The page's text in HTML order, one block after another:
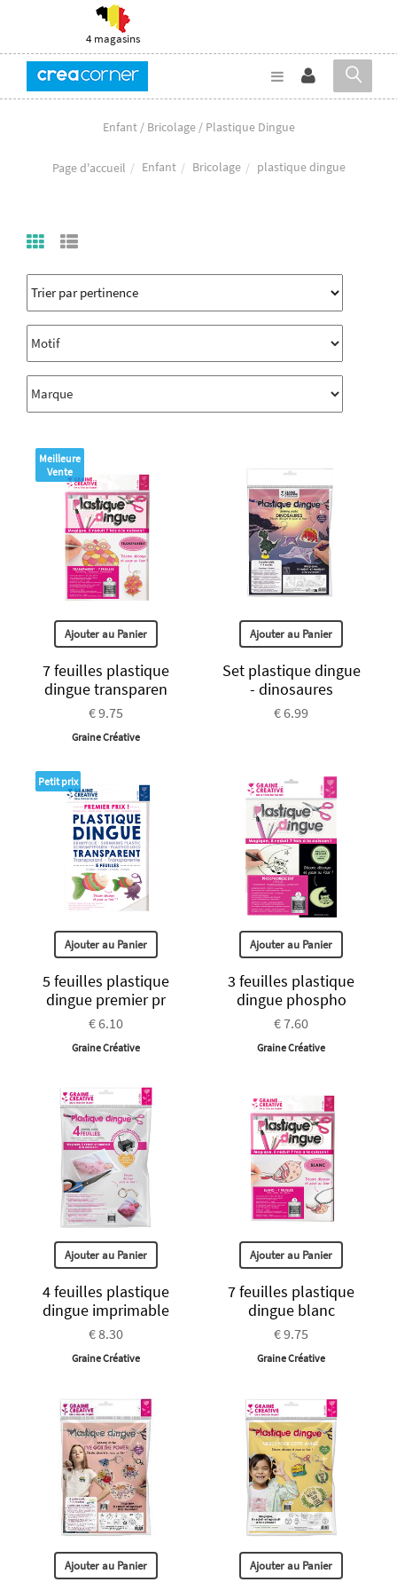
4 magasins
Enfant / Bricolage / Plastique Dingue
Page d'accueil Enfant Bricolage plastique dingue
Meilleure
Vente
Ajouter au Panier
7 feuilles plastique
dingue transparen
€ 9.75
Graine Créative
Ajouter au Panier
Set plastique dingue
- dinosaures
€ 6.99
Petit prix
Ajouter au Panier
5 feuilles plastique
dingue premier pr
€ 6.10
Graine Créative
Ajouter au Panier
3 feuilles plastique
dingue phospho
€ 7.60
Graine Créative
Ajouter au Panier
4 feuilles plastique
dingue imprimable
€ 8.30
Graine Créative
Ajouter au Panier
7 feuilles plastique
dingue blanc
€ 9.75
Graine Créative
Ajouter au Panier Ajouter au Panier